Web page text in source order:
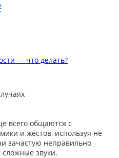
— что делать?
всего общаются с
и жестов, используя не
зачастую неправильно
звуки.